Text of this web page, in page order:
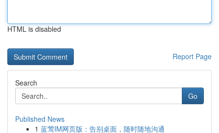
HTML is disabled
Report Page
Search
Go
Published News
1 蓝莺IM网页版：告别桌面，随时随地沟通